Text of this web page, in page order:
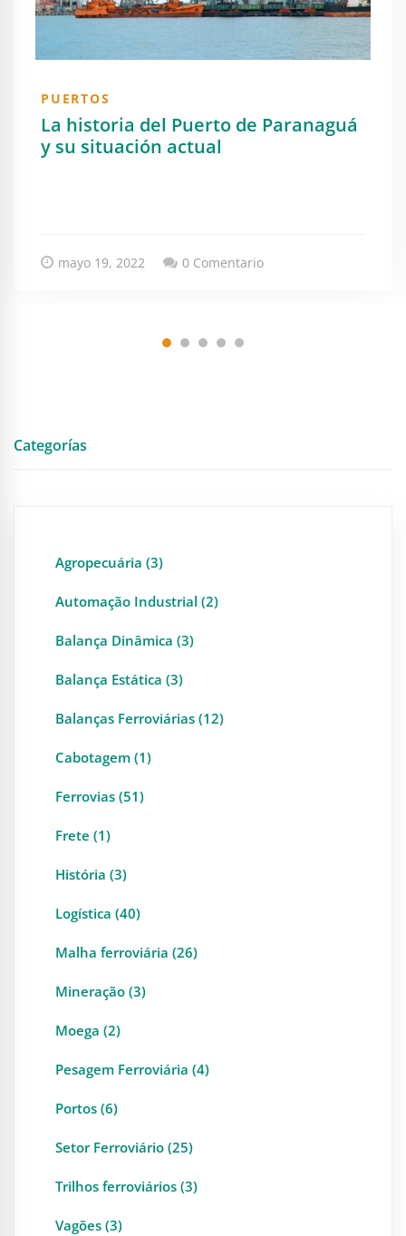
Categorías
Agropecuária (3)
Automação Industrial (2)
Balança Dinâmica (3)
Balança Estática (3)
Balanças Ferroviárias (12)
Cabotagem (1)
Ferrovias (51)
Frete (1)
História (3)
Logística (40)
Malha ferroviária (26)
Mineração (3)
Moega (2)
Pesagem Ferroviária (4)
Portos (6)
Setor Ferroviário (25)
Trilhos ferroviários (3)
Vagões (3)
PUERTOS
La historia del Puerto de Paranaguá
y su situación actual
mayo 19, 2022 0 Comentario